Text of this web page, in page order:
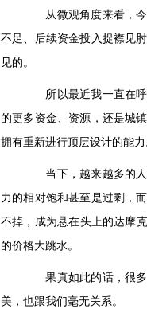
从微观角度来看，今
不足、后续资金投入捉襟见
见的。
所以最近我一直在呼
的更多资金、资源，还是城
拥有重新进行顶层设计的能力
当下，越来越多的人
力的相对饱和甚至是过剩，
不掉，成为悬在头上的达摩
的价格大跳水。
果真如此的话，很多
美，也跟我们毫无关系。